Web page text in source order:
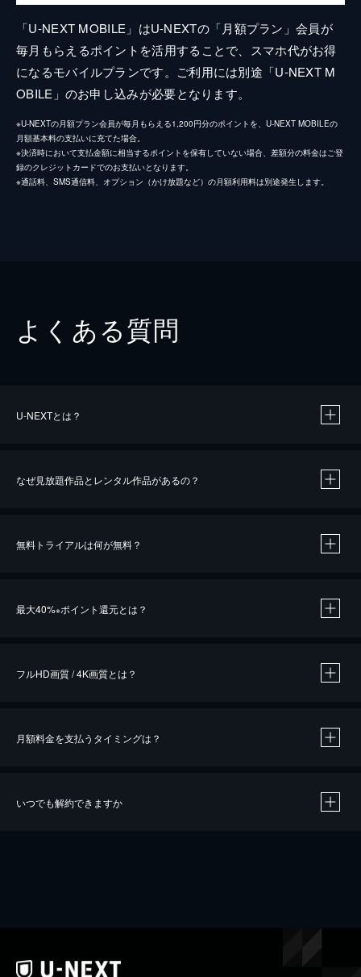
「U-NEXT MOBILE」はU-NEXTの「月額プラン」会員が
毎月もらえるポイントを活用することで、スマホ代がお得
になるモバイルプランです。ご利用には別途「U-NEXT M
OBILE」のお申し込みが必要となります。
※U-NEXTの月額プラン会員が毎月もらえる1,200円分のポイントを、U-NEXT MOBILEの
月額基本料の支払いに充てた場合。
※決済時において支払金額に相当するポイントを保有していない場合、差額分の料金はご登
録のクレジットカードでのお支払いとなります。
※通話料、SMS通信料、オプション（かけ放題など）の月額利用料は別途発生します。
よくある質問
U-NEXTとは？
なぜ見放題作品とレンタル作品があるの？
無料トライアルは何が無料？
最大40%※ポイント還元とは？
※40％ポイント還元の対象は、クレジットカード決済による作品の購入 / レンタルです。
フルHD画質 / 4K画質とは？
月額料金を支払うタイミングは？
いつでも解約できますか